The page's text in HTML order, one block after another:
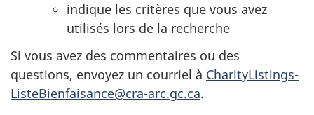
indique les critères que vous avez
utilisés lors de la recherche
Si vous avez des commentaires ou des
questions, envoyez un courriel à CharityListings-
ListeBienfaisance@cra-arc.gc.ca.